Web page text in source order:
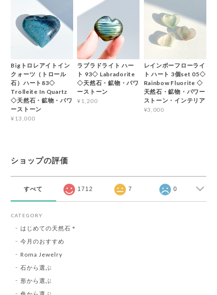
Bigトロレアイトイン
クォーツ（トロール
石）ハート83◇
Trolleite In Quartz
◇天然石・鉱物・パワ
ーストーン
¥13,000
ラブラドライト ハー
ト 93◇ Labradorite
◇天然石・鉱物・パワ
ーストーン
¥1,200
レインボーフローライ
ト ハート 3個set 05◇
Rainbow Fluorite ◇
天然石・鉱物・パワー
ストーン・インテリア
¥3,000
ショップの評価
すべて 1712 7 0
CATEGORY
はじめての天然石＊
今月のおすすめ
Roma Jewelry
石から選ぶ
形から選ぶ